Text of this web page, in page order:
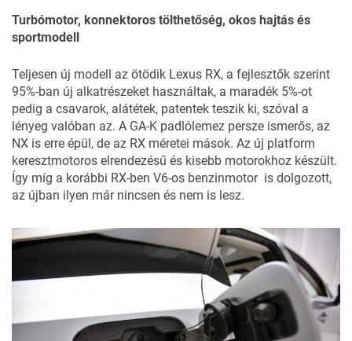
Turbómotor, konnektoros tölthetőség, okos hajtás és
sportmodell
Teljesen új modell az ötödik Lexus RX, a fejlesztők szerint
95%-ban új alkatrészeket használtak, a maradék 5%-ot
pedig a csavarok, alátétek, patentek teszik ki, szóval a
lényeg valóban az. A GA-K padlólemez persze ismerős, az
NX is erre épül, de az RX méretei mások. Az új platform
keresztmotoros elrendezésű és kisebb motorokhoz készült.
Így míg a korábbi RX-ben V6-os benzinmotor is dolgozott,
az újban ilyen már nincsen és nem is lesz.